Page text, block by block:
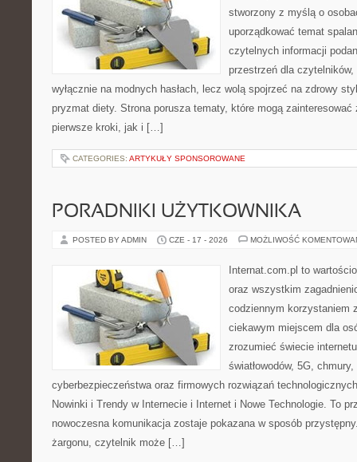
stworzony z myślą o
uporządkować temat
czytelnych informacji
przestrzeń dla
wyłącznie na modnych hasłach, lecz wolą spojrzeć na zdrowy
pryzmat diety. Strona porusza tematy, które mogą zainteresować
pierwsze kroki, jak i […]
CATEGORIES: ARTYKUŁY SPONSOROWANE
PORADNIKI UŻYTKOWNIKA
POSTED BY ADMIN CZE - 17 - 2026 MOŻLIWOŚĆ
Internat.com.pl to
oraz wszystkim
codziennym korzystaniem
ciekawym miejscem dla
zrozumieć świecie
światłowodów, 5G,
cyberbezpieczeństwa oraz firmowych rozwiązań
Nowinki i Trendy w Internecie i Internet i Nowe Technologie. To
nowoczesna komunikacja zostaje pokazana w sposób
żargonu, czytelnik może […]